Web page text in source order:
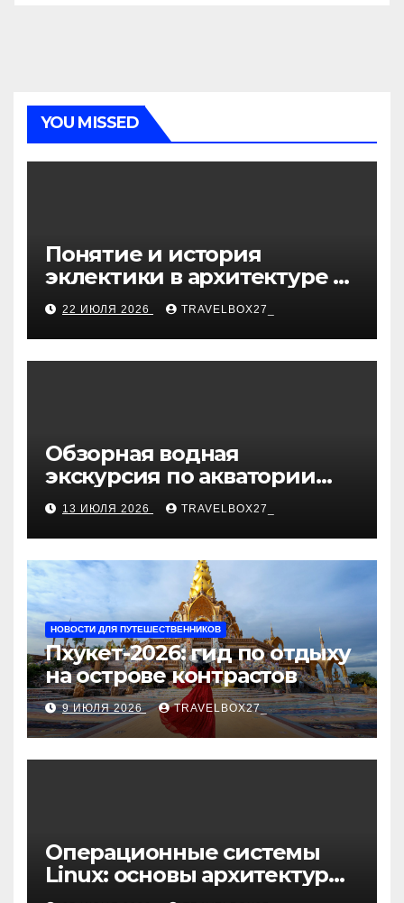
YOU MISSED
Понятие и история
эклектики в архитектуре и
дизайне интерьеров
22 ИЮЛЯ 2026 TRAVELBOX27_
Обзорная водная
экскурсия по акватории
бухты Песчаная
13 ИЮЛЯ 2026 TRAVELBOX27_
НОВОСТИ ДЛЯ ПУТЕШЕСТВЕННИКОВ
Пхукет-2026: гид по отдыху
на острове контрастов
9 ИЮЛЯ 2026 TRAVELBOX27_
Операционные системы
Linux: основы архитектуры,
компоненты и области